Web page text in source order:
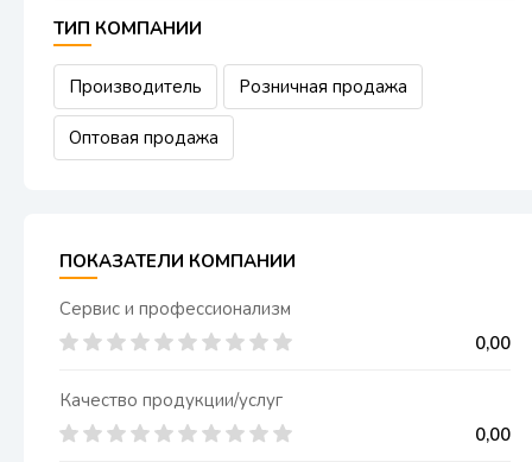
ТИП КОМПАНИИ
Производитель Розничная продажа
Оптовая продажа
ПОКАЗАТЕЛИ КОМПАНИИ
Сервис и профессионализм
0,00
Качество продукции/услуг
0,00